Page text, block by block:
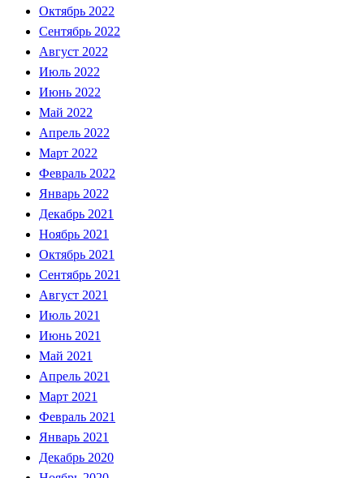
Октябрь 2022
Сентябрь 2022
Август 2022
Июль 2022
Июнь 2022
Май 2022
Апрель 2022
Март 2022
Февраль 2022
Январь 2022
Декабрь 2021
Ноябрь 2021
Октябрь 2021
Сентябрь 2021
Август 2021
Июль 2021
Июнь 2021
Май 2021
Апрель 2021
Март 2021
Февраль 2021
Январь 2021
Декабрь 2020